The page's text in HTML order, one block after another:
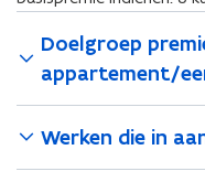
Doelgroep
appartement/
Werken die in